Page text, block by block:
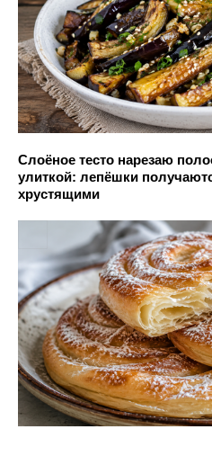
Слоёное тесто нарезаю
улиткой: лепёшки
хрустящими